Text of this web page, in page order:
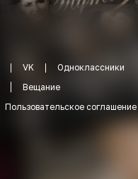
VK
Одноклассники
Вещание
Пользовательское соглашение